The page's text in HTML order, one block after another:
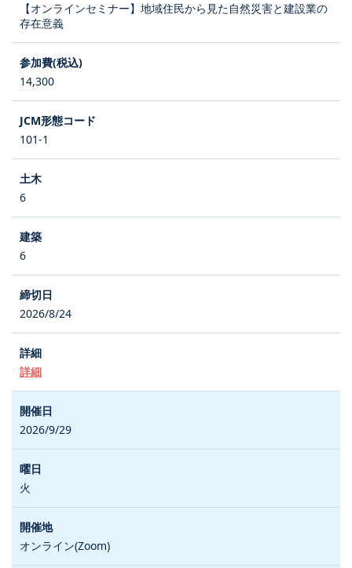
【オンラインセミナー】地域住民から見た自然災害と建設業の
存在意義
14,300
101-1
6
6
2026/8/24
詳細
2026/9/29
火
オンライン(Zoom)